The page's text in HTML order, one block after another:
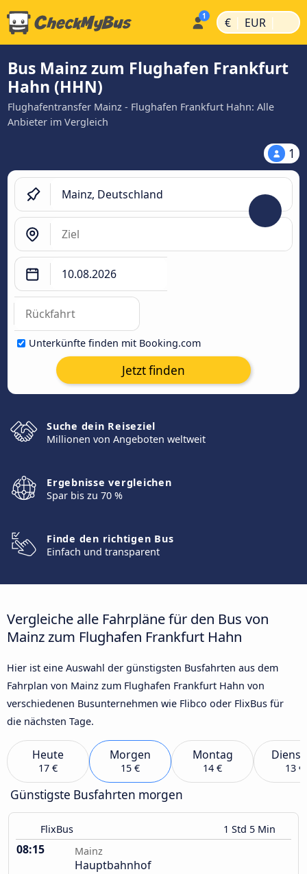
€ | EUR |
Bus Mainz zum Flughafen Frankfurt
Hahn (HHN)
Flughafentransfer Mainz - Flughafen Frankfurt Hahn: Alle
Anbieter im Vergleich
1
Unterkünfte finden mit Booking.com
Jetzt finden
Suche dein Reiseziel
Millionen von Angeboten weltweit
Ergebnisse vergleichen
Spar bis zu 70 %
Finde den richtigen Bus
Einfach und transparent
Vergleiche alle Fahrpläne für den Bus von
Mainz zum Flughafen Frankfurt Hahn
Hier ist eine Auswahl der günstigsten Busfahrten aus dem
Fahrplan von Mainz zum Flughafen Frankfurt Hahn von
verschiedenen Busunternehmen wie Flibco oder FlixBus für
die nächsten Tage.
Heute
17 €
Morgen
15 €
Montag
14 € 13 €
Günstigste Busfahrten morgen
FlixBus 1 Std 5 Min
08:15 Mainz
Hauptbahnhof